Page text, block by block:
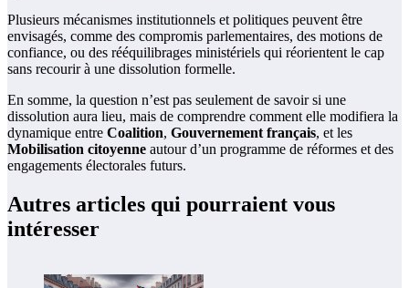
Plusieurs mécanismes institutionnels et politiques peuvent être
envisagés, comme des compromis parlementaires, des motions de
confiance, ou des rééquilibrages ministériels qui réorientent le cap
sans recourir à une dissolution formelle.
En somme, la question n’est pas seulement de savoir si une
dissolution aura lieu, mais de comprendre comment elle modifiera la
dynamique entre Coalition, Gouvernement français, et les
Mobilisation citoyenne autour d’un programme de réformes et des
engagements électorales futurs.
Autres articles qui pourraient vous
intéresser